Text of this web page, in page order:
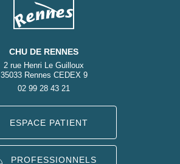
CHU DE RENNES
2 rue Henri Le Guilloux
35033 Rennes CEDEX 9
02 99 28 43 21
ESPACE PATIENT
PROFESSIONNELS